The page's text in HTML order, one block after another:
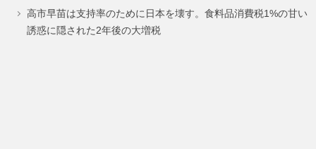
ジ
ジ
高市早苗は支持率のために日本を壊す。食料品消費税1%の甘い
誘惑に隠された2年後の大増税